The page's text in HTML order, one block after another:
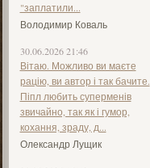
"заплатили...
Володимир Коваль
30.06.2026 21:46
Вітаю. Можливо ви маєте
рацію, ви автор і так бачите.
Піпл любить суперменів
звичайно, так як і гумор,
кохання, зраду, д...
Олександр Лущик